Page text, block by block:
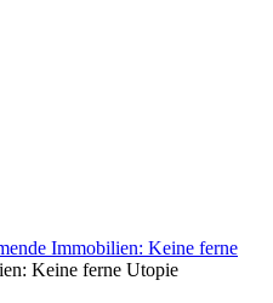
Immobilien: Keine ferne
Keine ferne Utopie